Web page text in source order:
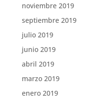
noviembre 2019
septiembre 2019
julio 2019
junio 2019
abril 2019
marzo 2019
enero 2019